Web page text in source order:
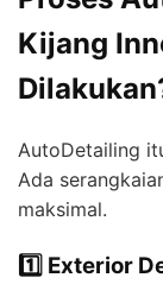
Kijang
AutoDetailing
Ada
maksimal.
1️⃣ Exterior